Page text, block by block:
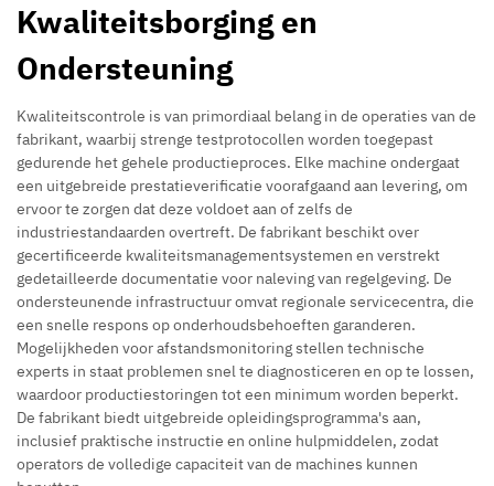
Kwaliteitsborging en
Ondersteuning
Kwaliteitscontrole is van primordiaal belang in de operaties van de
fabrikant, waarbij strenge testprotocollen worden toegepast
gedurende het gehele productieproces. Elke machine ondergaat
een uitgebreide prestatieverificatie voorafgaand aan levering, om
ervoor te zorgen dat deze voldoet aan of zelfs de
industriestandaarden overtreft. De fabrikant beschikt over
gecertificeerde kwaliteitsmanagementsystemen en verstrekt
gedetailleerde documentatie voor naleving van regelgeving. De
ondersteunende infrastructuur omvat regionale servicecentra, die
een snelle respons op onderhoudsbehoeften garanderen.
Mogelijkheden voor afstandsmonitoring stellen technische
experts in staat problemen snel te diagnosticeren en op te lossen,
waardoor productiestoringen tot een minimum worden beperkt.
De fabrikant biedt uitgebreide opleidingsprogramma's aan,
inclusief praktische instructie en online hulpmiddelen, zodat
operators de volledige capaciteit van de machines kunnen